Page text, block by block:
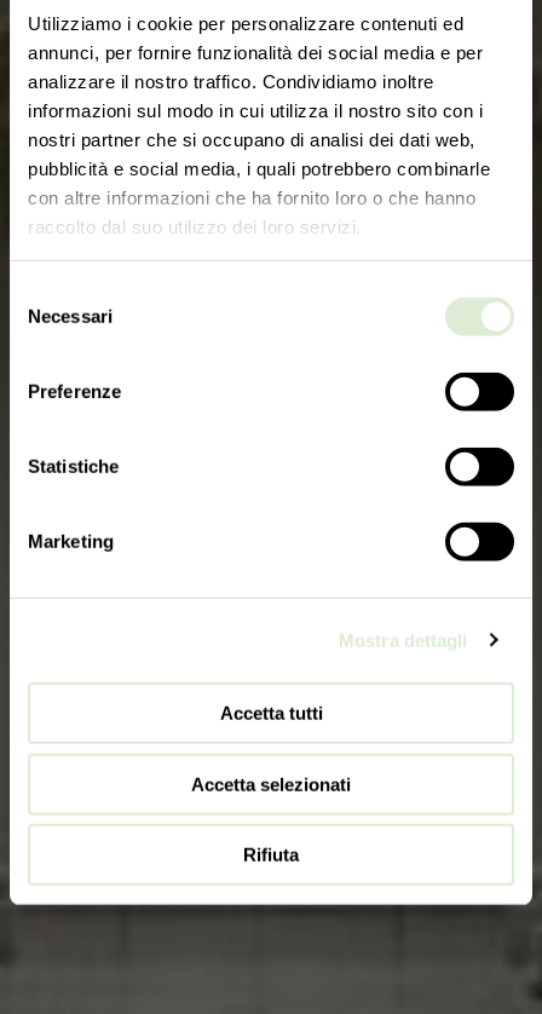
Utilizziamo i cookie per personalizzare contenuti ed
annunci, per fornire funzionalità dei social media e per
analizzare il nostro traffico. Condividiamo inoltre
informazioni sul modo in cui utilizza il nostro sito con i
nostri partner che si occupano di analisi dei dati web,
pubblicità e social media, i quali potrebbero combinarle
con altre informazioni che ha fornito loro o che hanno
raccolto dal suo utilizzo dei loro servizi.
delNecessari
Preferenze
Statistiche
Marketing
Mostra dettagli
Accetta tutti
Accetta selezionati
Rifiuta